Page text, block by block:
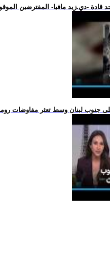
قادة -دي.زيد مافيا- المفترضين
على جنوب لبنان وسط تعثر مفاوضات